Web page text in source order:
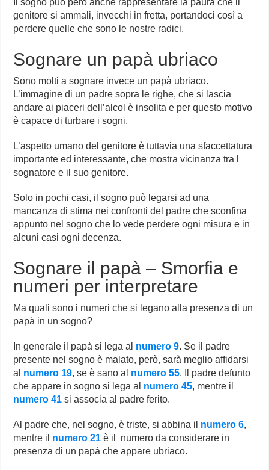
genitore si ammali, invecchi in fretta, portandoci così a
perdere quelle che sono le nostre radici.
Sognare un papà ubriaco
Sono molti a sognare invece un papà ubriaco.
L’immagine di un padre sopra le righe, che si lascia
andare ai piaceri dell’alcol è insolita e per questo motivo
è capace di turbare i sogni.
L’aspetto umano del genitore è tuttavia una sfaccettatura
importante ed interessante, che mostra vicinanza tra l
sognatore e il suo genitore.
Solo in pochi casi, il sogno può legarsi ad una
mancanza di stima nei confronti del padre che sconfina
appunto nel sogno che lo vede perdere ogni misura e in
alcuni casi ogni decenza.
Sognare il papà – Smorfia e
numeri per interpretare
Ma quali sono i numeri che si legano alla presenza di un
papà in un sogno?
In generale il papà si lega al numero 9. Se il padre
presente nel sogno è malato, però, sarà meglio affidarsi
al numero 19, se è sano al numero 55. Il padre defunto
che appare in sogno si lega al numero 45, mentre il
numero 41 si associa al padre ferito.
Al padre che, nel sogno, è triste, si abbina il numero 6,
mentre il numero 21 è il numero da considerare in
presenza di un papà che appare ubriaco.